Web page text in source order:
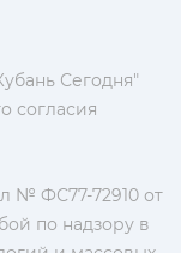
Сегодня"
согласия
№ ФС77-72910 от
по надзору в